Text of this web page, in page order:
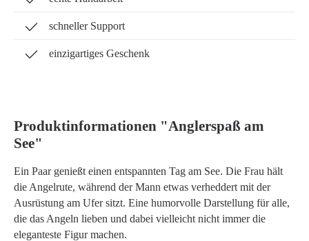
schneller Support
einzigartiges Geschenk
Produktinformationen "Anglerspaß am
See"
Ein Paar genießt einen entspannten Tag am See. Die Frau hält
die Angelrute, während der Mann etwas verheddert mit der
Ausrüstung am Ufer sitzt. Eine humorvolle Darstellung für alle,
die das Angeln lieben und dabei vielleicht nicht immer die
eleganteste Figur machen.